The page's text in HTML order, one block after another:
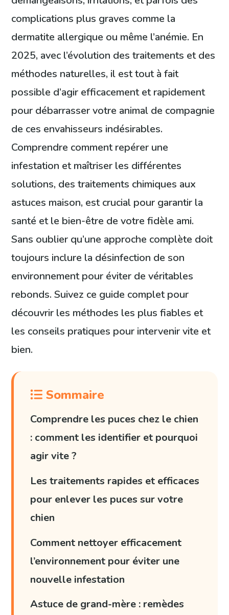
complications plus graves comme la
dermatite allergique ou même l’anémie. En
2025, avec l’évolution des traitements et des
méthodes naturelles, il est tout à fait
possible d’agir efficacement et rapidement
pour débarrasser votre animal de compagnie
de ces envahisseurs indésirables.
Comprendre comment repérer une
infestation et maîtriser les différentes
solutions, des traitements chimiques aux
astuces maison, est crucial pour garantir la
santé et le bien-être de votre fidèle ami.
Sans oublier qu’une approche complète doit
toujours inclure la désinfection de son
environnement pour éviter de véritables
rebonds. Suivez ce guide complet pour
découvrir les méthodes les plus fiables et
les conseils pratiques pour intervenir vite et
bien.
Sommaire
Comprendre les puces chez le chien
: comment les identifier et pourquoi
agir vite ?
Les traitements rapides et efficaces
pour enlever les puces sur votre
chien
Comment nettoyer efficacement
l’environnement pour éviter une
nouvelle infestation
Astuce de grand-mère : remèdes